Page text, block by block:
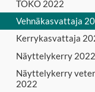
TOKO 2022
Vehnäkasvattaja
Kerrykasvattaja
Näyttelykerry 2022
Näyttelykerry
2022